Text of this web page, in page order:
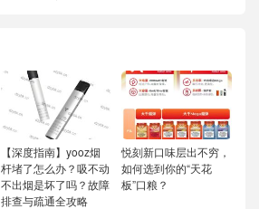
【深度指南】yooz烟
杆堵了怎么办？吸不动
不出烟是坏了吗？故障
排查与疏通全攻略
悦刻新口味层出不穷，
如何选到你的“天花
板”口粮？